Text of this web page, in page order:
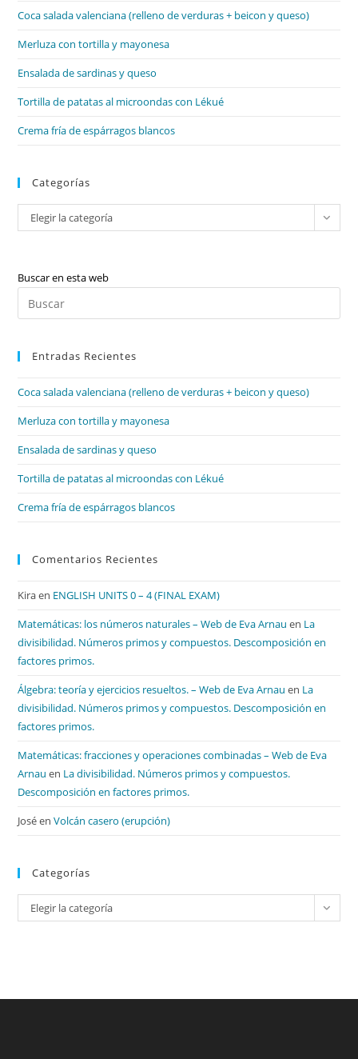
Coca salada valenciana (relleno de verduras + beicon y queso)
Merluza con tortilla y mayonesa
Ensalada de sardinas y queso
Tortilla de patatas al microondas con Lékué
Crema fría de espárragos blancos
Categorías
Categorías
Elegir la categoría
Buscar en esta web
Entradas Recientes
Coca salada valenciana (relleno de verduras + beicon y queso)
Merluza con tortilla y mayonesa
Ensalada de sardinas y queso
Tortilla de patatas al microondas con Lékué
Crema fría de espárragos blancos
Comentarios Recientes
Kiraen ENGLISH UNITS 0 – 4 (FINAL EXAM)
Matemáticas: los números naturales – Web de Eva Arnau en La
divisibilidad. Números primos y compuestos. Descomposición en
factores primos.
Álgebra: teoría y ejercicios resueltos. – Web de Eva Arnau en La
divisibilidad. Números primos y compuestos. Descomposición en
factores primos.
Matemáticas: fracciones y operaciones combinadas – Web de Eva
Arnau en La divisibilidad. Números primos y compuestos.
Descomposición en factores primos.
JoséenVolcán casero (erupción)
Categorías
Categorías
Elegir la categoría